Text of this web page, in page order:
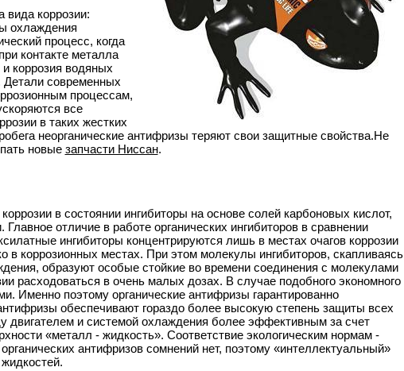
вида коррозии:
охлаждения
процесс, когда
контакте металла
коррозия водяных
Детали современных
процессам,
все
в таких жестких
неорганические антифризы теряют свои защитные свойства.Не
новые запчасти Ниссан.
в состоянии ингибиторы на основе солей карбоновых кислот,
отличие в работе органических ингибиторов в сравнении
ингибиторы концентрируются лишь в местах очагов коррозии
в коррозионных местах. При этом молекулы ингибиторов, скапливаясь
образуют особые стойкие во времени соединения с молекулами
расходоваться в очень малых дозах. В случае подобного экономного
Именно поэтому органические антифризы гарантированно
обеспечивают гораздо более высокую степень защиты всех
двигателем и системой охлаждения более эффективным за счет
«металл - жидкость». Соответствие экологическим нормам -
антифризов сомнений нет, поэтому «интеллектуальный»